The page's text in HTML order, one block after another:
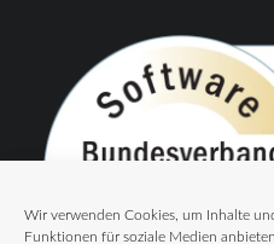
Wir verwenden Cookies, um Inhalte
Funktionen für soziale Medien